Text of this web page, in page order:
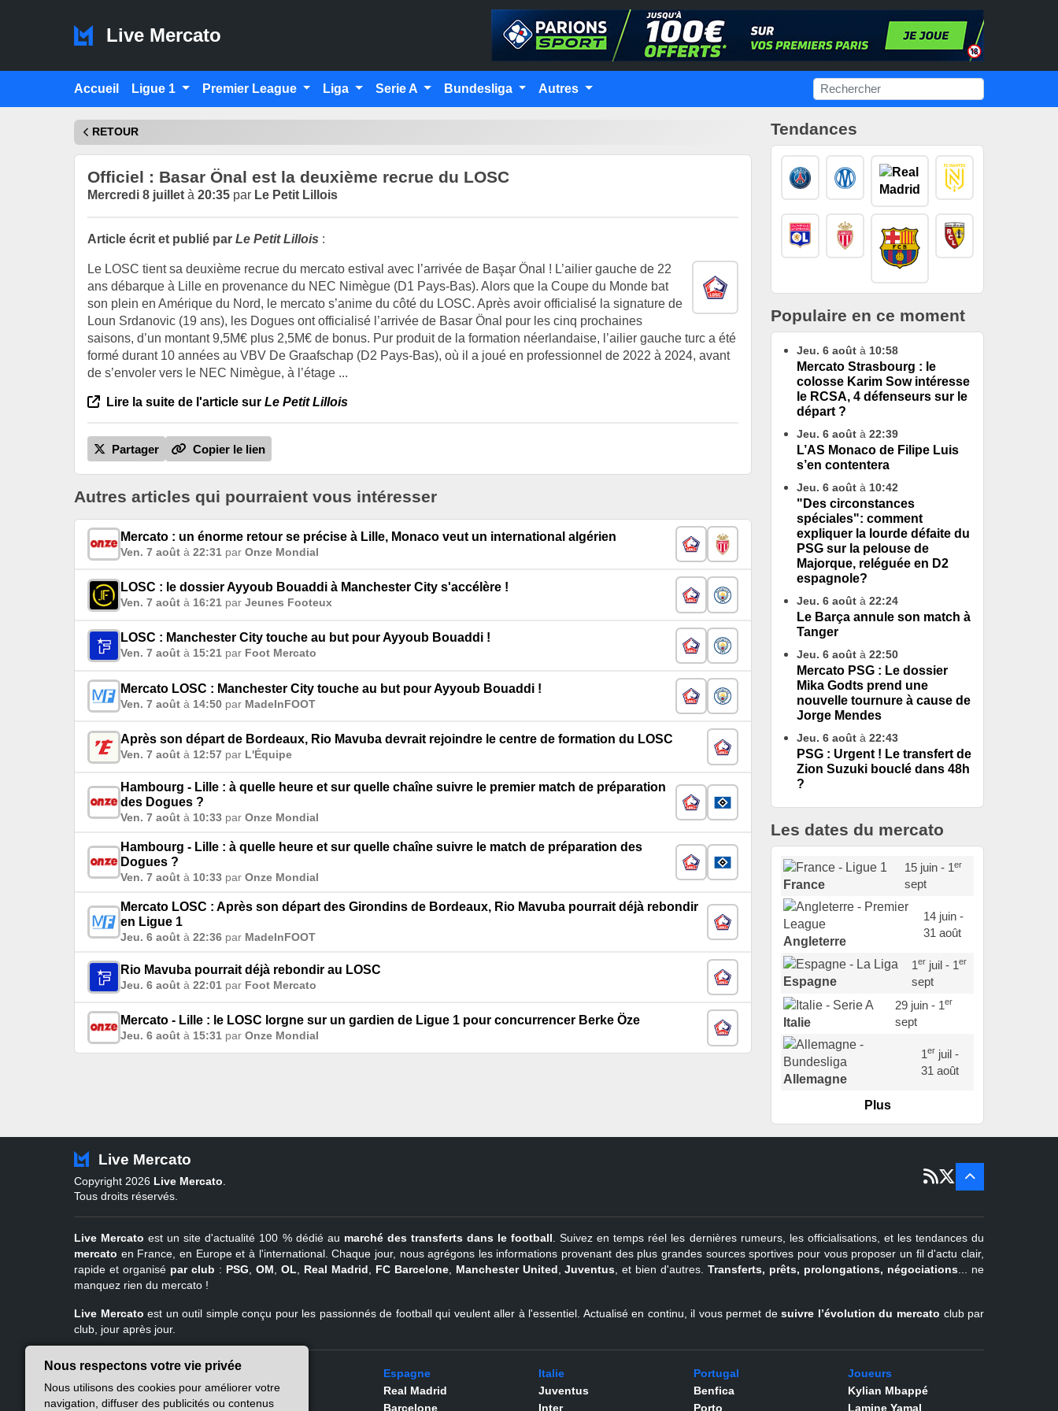
Live Mercato
Accueil Ligue 1 Premier League Liga Serie A Bundesliga Autres
RETOUR
Officiel : Basar Önal est la deuxième recrue du LOSC
Mercredi 8 juillet à 20:35 par Le Petit Lillois
Article écrit et publié par Le Petit Lillois :
Le LOSC tient sa deuxième recrue du mercato estival avec l’arrivée de Başar Önal ! L’ailier gauche de 22
ans débarque à Lille en provenance du NEC Nimègue (D1 Pays-Bas). Alors que la Coupe du Monde bat
son plein en Amérique du Nord, le mercato s’anime du côté du LOSC. Après avoir officialisé la signature de
Loun Srdanovic (19 ans), les Dogues ont officialisé l’arrivée de Basar Önal pour les cinq prochaines
saisons, d’un montant 9,5M€ plus 2,5M€ de bonus. Pur produit de la formation néerlandaise, l’ailier gauche turc a été
formé durant 10 années au VBV De Graafschap (D2 Pays-Bas), où il a joué en professionnel de 2022 à 2024, avant
de s’envoler vers le NEC Nimègue, à l’étage ...
Lire la suite de l'article sur Le Petit Lillois
Partager Copier le lien
Autres articles qui pourraient vous intéresser
Mercato : un énorme retour se précise à Lille, Monaco veut un international algérien
Ven. 7 août à 22:31 par Onze Mondial
LOSC : le dossier Ayyoub Bouaddi à Manchester City s'accélère !
Ven. 7 août à 16:21 par Jeunes Footeux
LOSC : Manchester City touche au but pour Ayyoub Bouaddi !
Ven. 7 août à 15:21 par Foot Mercato
Mercato LOSC : Manchester City touche au but pour Ayyoub Bouaddi !
Ven. 7 août à 14:50 par MadeInFOOT
Après son départ de Bordeaux, Rio Mavuba devrait rejoindre le centre de formation du LOSC
Ven. 7 août à 12:57 par L'Équipe
Hambourg - Lille : à quelle heure et sur quelle chaîne suivre le premier match de préparation
des Dogues ?
Ven. 7 août à 10:33 par Onze Mondial
Hambourg - Lille : à quelle heure et sur quelle chaîne suivre le match de préparation des
Dogues ?
Ven. 7 août à 10:33 par Onze Mondial
Mercato LOSC : Après son départ des Girondins de Bordeaux, Rio Mavuba pourrait déjà rebondir
en Ligue 1
Jeu. 6 août à 22:36 par MadeInFOOT
Rio Mavuba pourrait déjà rebondir au LOSC
Jeu. 6 août à 22:01 par Foot Mercato
Mercato - Lille : le LOSC lorgne sur un gardien de Ligue 1 pour concurrencer Berke Öze
Jeu. 6 août à 15:31 par Onze Mondial
Tendances
Populaire en ce moment
Jeu. 6 août à 10:58
Mercato Strasbourg : le
colosse Karim Sow intéresse
le RCSA, 4 défenseurs sur le
départ ?
Jeu. 6 août à 22:39
L’AS Monaco de Filipe Luis
s’en contentera
Jeu. 6 août à 10:42
"Des circonstances
spéciales": comment
expliquer la lourde défaite du
PSG sur la pelouse de
Majorque, reléguée en D2
espagnole?
Jeu. 6 août à 22:24
Le Barça annule son match à
Tanger
Jeu. 6 août à 22:50
Mercato PSG : Le dossier
Mika Godts prend une
nouvelle tournure à cause de
Jorge Mendes
Jeu. 6 août à 22:43
PSG : Urgent ! Le transfert de
Zion Suzuki bouclé dans 48h
?
Les dates du mercato
France
15 juin - 1er
sept
Angleterre
14 juin -
31 août
Espagne
1erjuil - 1er
sept
Italie
29 juin - 1er
sept
Allemagne
1erjuil -
31 août
Portugal
15 sept
sept
Turquie
sept
Belgique
juil -
31 août
Plus
Live Mercato
Copyright 2026 Live Mercato.
Tous droits réservés.
Live Mercato est un site d'actualité 100 % dédié au marché des transferts dans le football . Suivez en temps réel les dernières rumeurs, les officialisations, et les tendances du
mercato en France, en Europe et à l'international. Chaque jour, nous agrégons les informations provenant des plus grandes sources sportives pour vous proposer un fil d'actu clair,
rapide et organisé par club : PSG OM OL Real Madrid FC Barcelone, Manchester United ,Juventus , et bien d'autres.Transferts, prêts, prolongations, négociations ... ne
manquez rien du mercato !
Live Mercato est un outil simple conçu pour les passionnés de football qui veulent aller à l'essentiel. Actualisé en continu, il vous permet desuivre l’évolution du mercato club par
club, jour après jour.
Live Mercato
A propos
Nous contacter
Ligue 1
PSG
Marseille
Espagne
Real Madrid
Barcelone
Italie
Juventus
Inter
Portugal
Benfica
Porto
Joueurs
Kylian Mbappé
Lamine Yamal
Nous respectons votre vie privée
Nous utilisons des cookies pour améliorer votre
navigation, diffuser des publicités ou contenus